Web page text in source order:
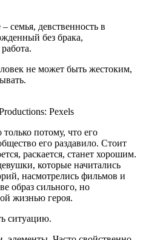
семья, девственность в
без брака,
не может быть жестоким,
Pexels
потому, что его
его раздавило. Стоит
раскается, станет хорошим.
которые начитались
насмотрелись фильмов и
образ сильного, но
жизнью героя.
ситуацию.